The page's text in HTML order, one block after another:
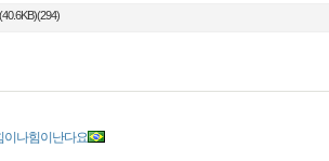
이나힘이난다요